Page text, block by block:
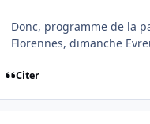
Donc, programme de la
Florennes, dimanche
Citer